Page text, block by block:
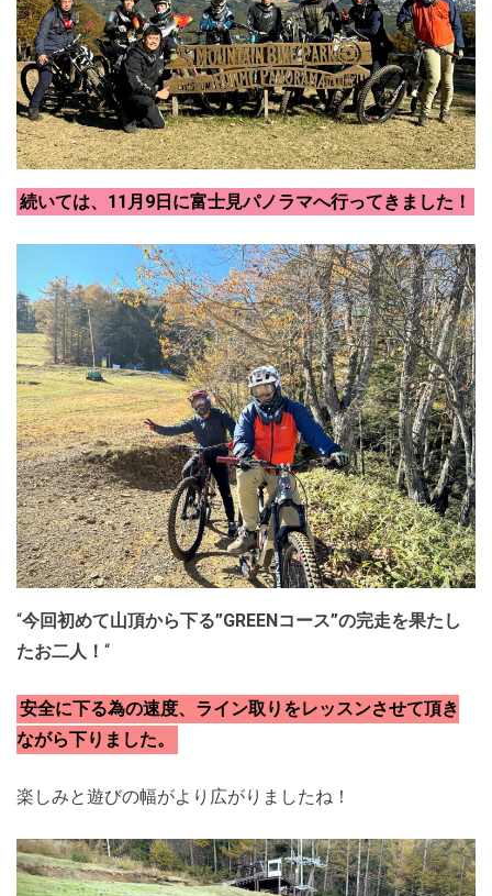
続いては、11月9日に富士見パノラマへ行ってきました！
“今回初めて山頂から下る”GREENコース”の完走を果たし
たお二人！ “
安全に下る為の速度、ライン取りをレッスンさせて頂き
ながら下りました。
楽しみと遊びの幅がより広がりましたね！